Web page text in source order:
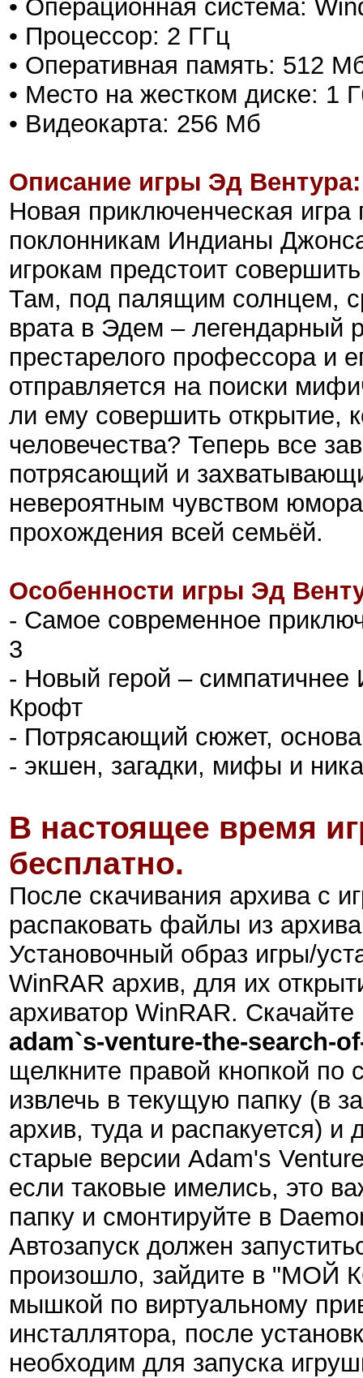
• Операционная система:
• Процессор: 2 ГГц
• Оперативная память: 512
• Место на жестком диске: 1
• Видеокарта: 256 Мб
Описание игры Эд
Новая приключенческая игра
поклонникам Индианы
игрокам предстоит
Там, под палящим солнцем,
врата в Эдем – легендарный
престарелого профессора и
отправляется на поиски
ли ему совершить открытие,
человечества? Теперь все
потрясающий и
невероятным чувством
прохождения всей семьёй.
Особенности игры Эд
- Самое современное
3
- Новый герой –
Крофт
- Потрясающий сюжет,
- экшен, загадки, мифы и
В настоящее время
бесплатно.
После скачивания архива с
распаковать файлы из
Установочный образ игры/
WinRAR архив, для их
архиватор WinRAR.
adam`s-venture-the-search-
щелкните правой кнопкой по
извлечь в текущую папку (в
архив, туда и распакуется) и
старые версии Adam's
если таковые имелись, это
папку и смонтируйте в
Автозапуск должен
произошло, зайдите в "МОЙ
мышкой по виртуальному
инсталлятора, после
необходим для запуска